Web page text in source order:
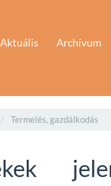
Aktuális Archívum
Termelés, gazdálkodás